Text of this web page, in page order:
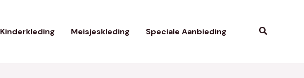
Kinderkleding Meisjeskleding Speciale Aanbieding Zoeken